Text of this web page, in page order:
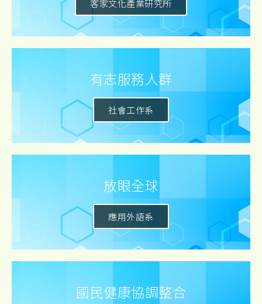
客家文化產業研究所
有志服務人群
社會工作系
放眼全球
應用外語系
國民健康協調整合